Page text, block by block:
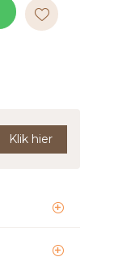
Klik hier